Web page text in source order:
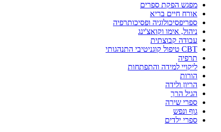
מפגש הפקת ספרים
אורח חיים בריא
ספריפסיכולוגיה ופסיכותרפיה
ניהול, אימו וקואצ'ינג
עבודה קבוצתית
CBT טיפול קוגניטיבי התנהגותי
תרפיה
ליקויי למידה והתפתחות
הורות
הריון ולידה
הגיל הרך
ספרי שירה
גוף ונפש
ספרי ילדים